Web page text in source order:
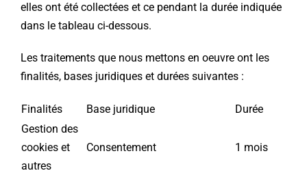
elles ont été collectées et ce pendant la durée indiquée
dans le tableau ci-dessous.
Les traitements que nous mettons en oeuvre ont les
finalités, bases juridiques et durées suivantes :
Finalités Base juridique
Durée
Gestion des
cookies et
autres
Consentement 1 mois